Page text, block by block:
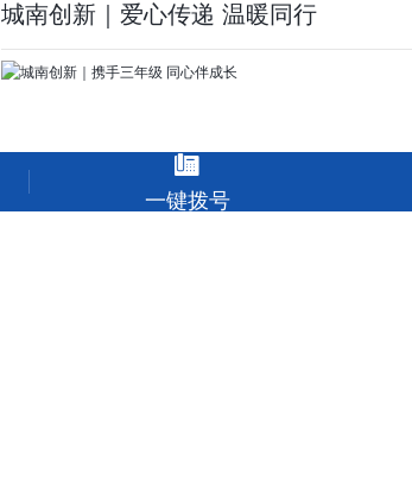
城南创新｜爱心传递 温暖同行

一键拨号